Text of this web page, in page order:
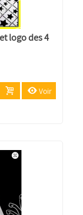
logo des 4
Voir